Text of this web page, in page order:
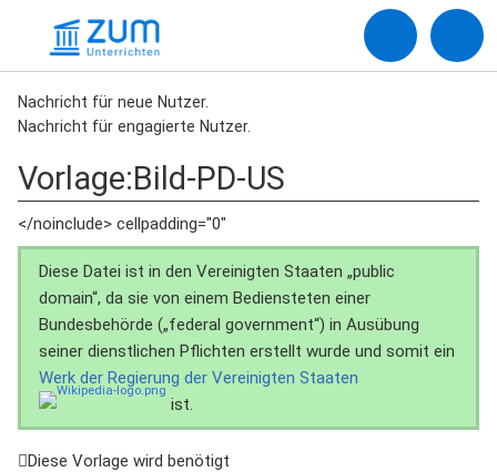
Nachricht für neue Nutzer.
Nachricht für engagierte Nutzer.
Vorlage:Bild-PD-US
</noinclude> cellpadding="0"
Diese Datei ist in den Vereinigten Staaten „public
domain“, da sie von einem Bediensteten einer
Bundesbehörde („federal government“) in Ausübung
seiner dienstlichen Pflichten erstellt wurde und somit ein
Werk der Regierung der Vereinigten Staaten
ist.
Diese Vorlage wird benötigt